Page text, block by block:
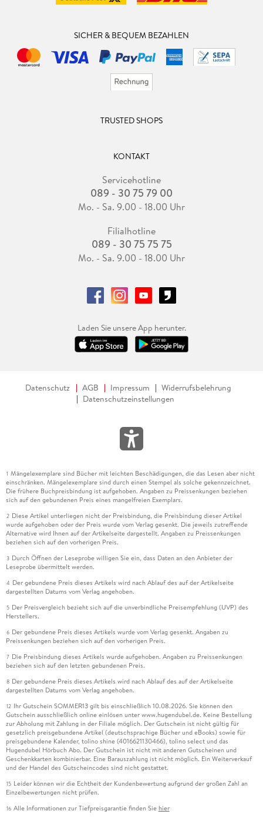
SICHER & BEQUEM BEZAHLEN
TRUSTED SHOPS
KONTAKT
Servicehotline
089 - 30 75 79 00
Mo. - Sa. 9.00 - 18.00 Uhr
Filialhotline
089 - 30 75 75 75
Mo. - Sa. 9.00 - 18.00 Uhr
Laden Sie unsere App herunter.
Datenschutz AGB Impressum
Widerrufsbelehrung
Datenschutzeinstellungen
1 Mängelexemplare sind Bücher mit leichten Beschädigungen, die das Lesen aber nicht
einschränken. Mängelexemplare sind durch einen Stempel als solche gekennzeichnet.
Die frühere Buchpreisbindung ist aufgehoben. Angaben zu Preissenkungen beziehen
sich auf den gebundenen Preis eines mangelfreien Exemplars.
2 Diese Artikel unterliegen nicht der Preisbindung, die Preisbindung dieser Artikel
wurde aufgehoben oder der Preis wurde vom Verlag gesenkt. Die jeweils zutreffende
Alternative wird Ihnen auf der Artikelseite dargestellt. Angaben zu Preissenkungen
beziehen sich auf den vorherigen Preis.
3 Durch Öffnen der Leseprobe willigen Sie ein, dass Daten an den Anbieter der
Leseprobe übermittelt werden.
4 Der gebundene Preis dieses Artikels wird nach Ablauf des auf der Artikelseite
dargestellten Datums vom Verlag angehoben.
5 Der Preisvergleich bezieht sich auf die unverbindliche Preisempfehlung (UVP) des
Herstellers.
6 Der gebundene Preis dieses Artikels wurde vom Verlag gesenkt. Angaben zu
Preissenkungen beziehen sich auf den vorherigen Preis.
7 Die Preisbindung dieses Artikels wurde aufgehoben. Angaben zu Preissenkungen
beziehen sich auf den letzten gebundenen Preis.
8 Der gebundene Preis dieses Artikels wird nach Ablauf des auf der Artikelseite
dargestellten Datums vom Verlag angehoben.
12 Ihr Gutschein SOMMER13 gilt bis einschließlich 10.08.2026. Sie können den
Gutschein ausschließlich online einlösen unter www.hugendubel.de. Keine Bestellung
zur Abholung mit Zahlung in der Filiale möglich. Der Gutschein ist nicht gültig für
gesetzlich preisgebundene Artikel (deutschsprachige Bücher und eBooks) sowie für
preisgebundene Kalender, tolino shine (4016621130466), tolino select und das
Hugendubel Hörbuch Abo. Der Gutschein ist nicht mit anderen Gutscheinen und
Geschenkkarten kombinierbar. Eine Barauszahlung ist nicht möglich. Ein Weiterverkauf
und der Handel des Gutscheincodes sind nicht gestattet.
15 Leider können wir die Echtheit der Kundenbewertung aufgrund der großen Zahl an
Einzelbewertungen nicht prüfen.
16 Alle Informationen zur Tiefpreisgarantie finden Sie hier